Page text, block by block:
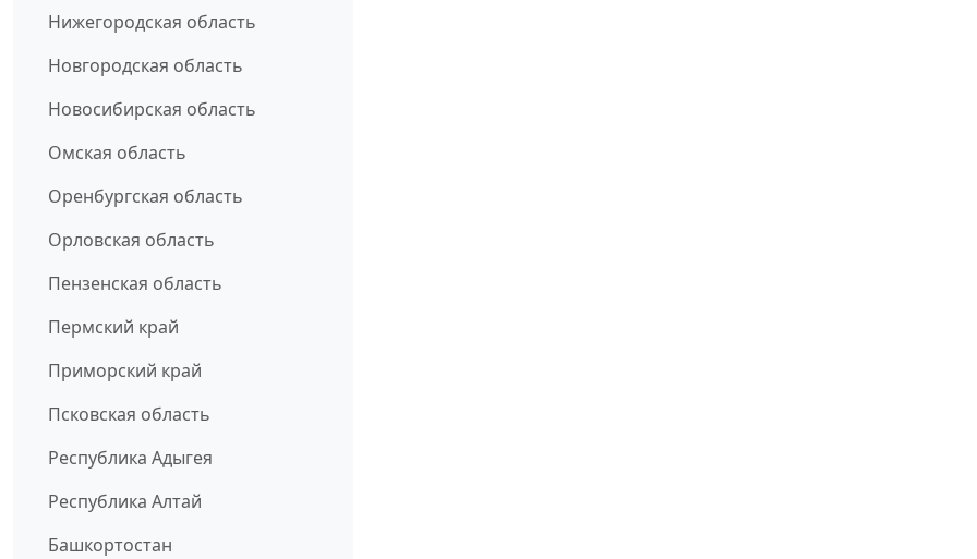
Нижегородская область
Новгородская область
Новосибирская область
Омская область
Оренбургская область
Орловская область
Пензенская область
Пермский край
Приморский край
Псковская область
Республика Адыгея
Республика Алтай
Башкортостан